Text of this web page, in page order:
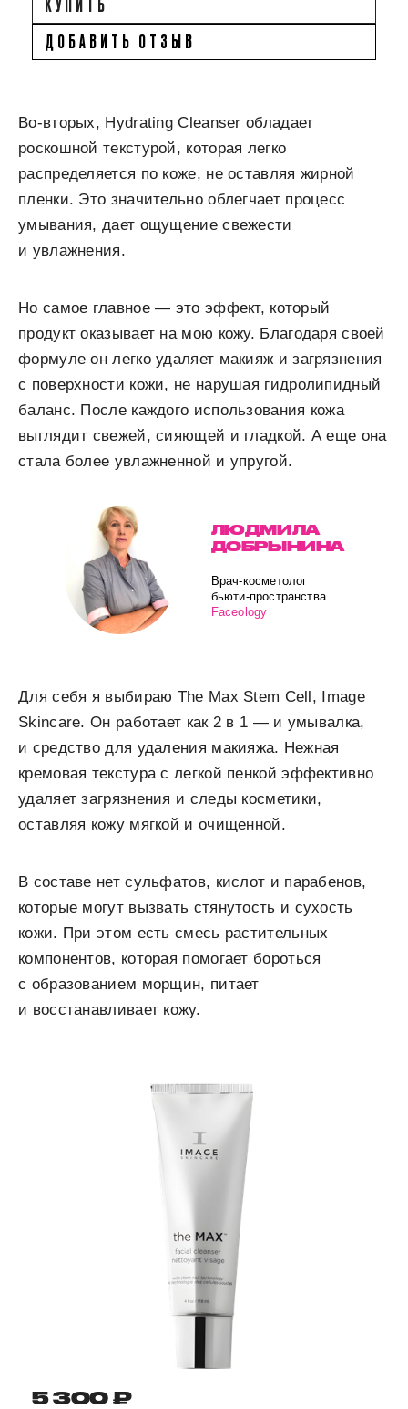
ДОБАВИТЬ ОТЗЫВ
Во-вторых, Hydrating Cleanser обладает
роскошной текстурой, которая легко
распределяется по коже, не оставляя жирной
пленки. Это значительно облегчает процесс
умывания, дает ощущение свежести
и увлажнения.
Но самое главное — это эффект, который
продукт оказывает на мою кожу. Благодаря своей
формуле он легко удаляет макияж и загрязнения
с поверхности кожи, не нарушая гидролипидный
баланс. После каждого использования кожа
выглядит свежей, сияющей и гладкой. А еще она
стала более увлажненной и упругой.
ЛЮДМИЛА
ДОБРЫНИНА
Врач-косметолог
бьюти-пространства
Faceology
Для себя я выбираю The Max Stem Cell, Image
Skincare. Он работает как 2 в 1 — и умывалка,
и средство для удаления макияжа. Нежная
кремовая текстура с легкой пенкой эффективно
удаляет загрязнения и следы косметики,
оставляя кожу мягкой и очищенной.
В составе нет сульфатов, кислот и парабенов,
которые могут вызвать стянутость и сухость
кожи. При этом есть смесь растительных
компонентов, которая помогает бороться
с образованием морщин, питает
и восстанавливает кожу.
5 300 ₽